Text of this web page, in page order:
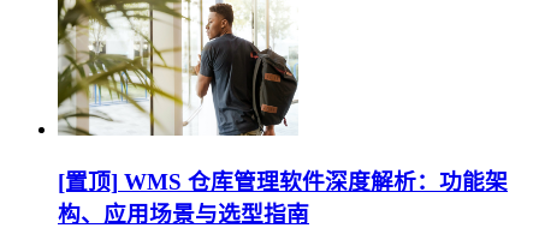
[置顶] WMS 仓库管理软件深度解析：功能架
构、应用场景与选型指南